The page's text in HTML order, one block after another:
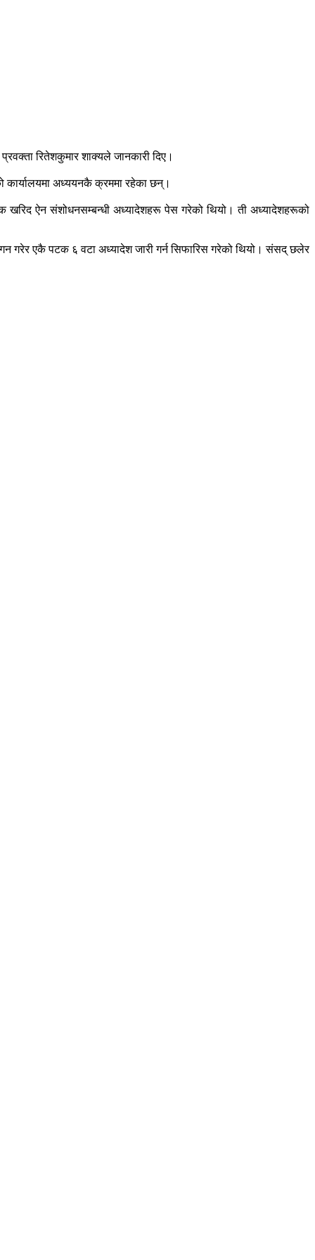
रितेशकुमार शाक्यले जानकारी दिए।
कार्यालयमा अध्ययनकै क्रममा रहेका छन्।
खरिद ऐन संशोधनसम्बन्धी अध्यादेशहरू पेस गरेको थियो। ती अध्यादेशहरूको
गरेर एकै पटक ६ वटा अध्यादेश जारी गर्न सिफारिस गरेको थियो। संसद् छलेर